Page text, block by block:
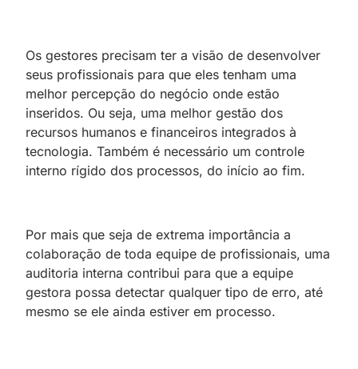
Os gestores precisam ter a visão de desenvolver
seus profissionais para que eles tenham uma
melhor percepção do negócio onde estão
inseridos. Ou seja, uma melhor gestão dos
recursos humanos e financeiros integrados à
tecnologia. Também é necessário um controle
interno rígido dos processos, do início ao fim.
Por mais que seja de extrema importância a
colaboração de toda equipe de profissionais, uma
auditoria interna contribui para que a equipe
gestora possa detectar qualquer tipo de erro, até
mesmo se ele ainda estiver em processo.